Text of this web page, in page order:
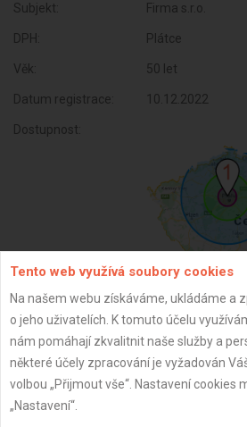
Subjekt: Firma s.r.o.
DPH: Plátce
Věk: 50 let
Datum registrace: 10.12.2022
Dostupnost:
ZPĚT
Tento web využívá soubory cookies
Na našem webu získáváme, ukládáme a
o jeho uživatelích. K tomuto účelu
nám pomáhají zkvalitnit naše služby a
některé účely zpracování je vyžadován
volbou „Přijmout vše“. Nastavení cookies
„Nastavení“.